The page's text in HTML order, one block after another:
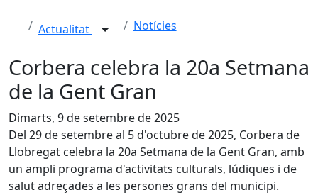
Actualitat Notícies
Corbera celebra la 20a Setmana
de la Gent Gran
Dimarts, 9 de setembre de 2025
Del 29 de setembre al 5 d'octubre de 2025, Corbera de
Llobregat celebra la 20a Setmana de la Gent Gran, amb
un ampli programa d'activitats culturals, lúdiques i de
salut adreçades a les persones grans del municipi.